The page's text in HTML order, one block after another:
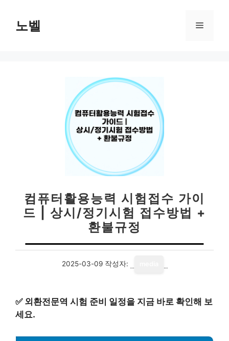
노벨 메
컴퓨터활용능력 시험접수 가이
드 | 상시/정기시험 접수방법 +
환불규정
2025-03-09 작성자:
✅ 외환전문역 시험 준비 일정을 지금 바로 확인해 보
세요.